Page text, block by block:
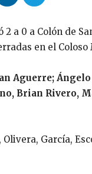
2 a 0 a Colón de
en el Coloso
Aguerre;
Brian Rivero,
García,